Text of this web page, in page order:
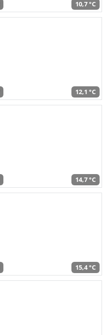
10,7 °C
12,1 °C
14,7 °C
15,4 °C